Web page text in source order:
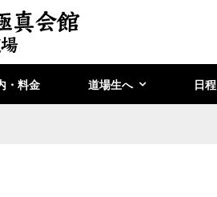
・料金 道場生へ 日程